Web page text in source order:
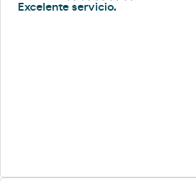
Excelente servicio.